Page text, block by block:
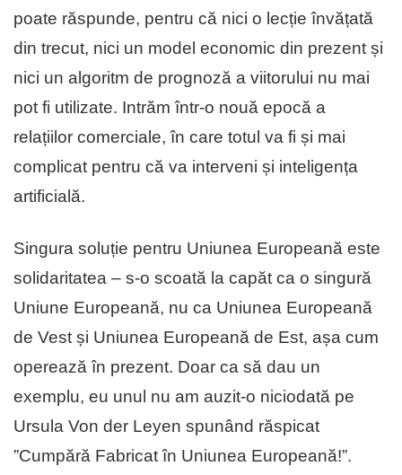
poate răspunde, pentru că nici o lecție învățată
din trecut, nici un model economic din prezent și
nici un algoritm de prognoză a viitorului nu mai
pot fi utilizate. Intrăm într-o nouă epocă a
relațiilor comerciale, în care totul va fi și mai
complicat pentru că va interveni și inteligența
artificială.
Singura soluție pentru Uniunea Europeană este
solidaritatea – s-o scoată la capăt ca o singură
Uniune Europeană, nu ca Uniunea Europeană
de Vest și Uniunea Europeană de Est, așa cum
operează în prezent. Doar ca să dau un
exemplu, eu unul nu am auzit-o niciodată pe
Ursula Von der Leyen spunând răspicat
”Cumpără Fabricat în Uniunea Europeană!”.